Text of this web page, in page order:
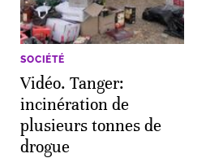
SOCIÉTÉ
Vidéo. Tanger:
incinération de
plusieurs tonnes de
drogue